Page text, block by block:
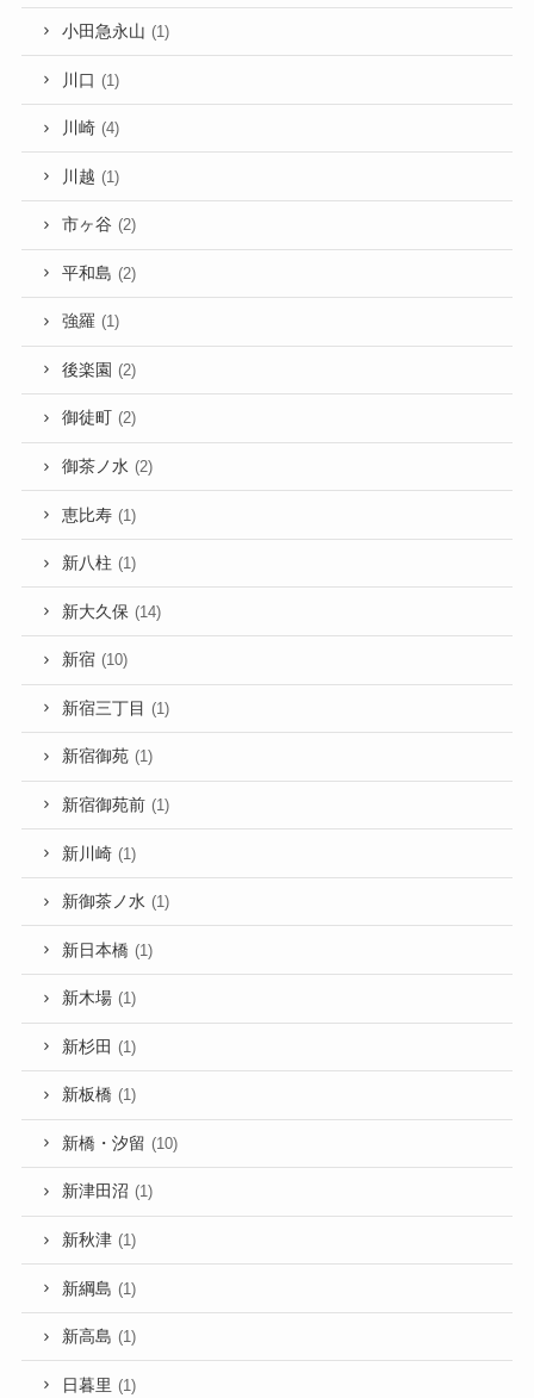
小田急永山 (1)
川口 (1)
川崎 (4)
川越 (1)
市ヶ谷 (2)
平和島 (2)
強羅 (1)
後楽園 (2)
御徒町 (2)
御茶ノ水 (2)
恵比寿 (1)
新八柱 (1)
新大久保 (14)
新宿 (10)
新宿三丁目 (1)
新宿御苑 (1)
新宿御苑前 (1)
新川崎 (1)
新御茶ノ水 (1)
新日本橋 (1)
新木場 (1)
新杉田 (1)
新板橋 (1)
新橋・汐留 (10)
新津田沼 (1)
新秋津 (1)
新綱島 (1)
新高島 (1)
日暮里 (1)